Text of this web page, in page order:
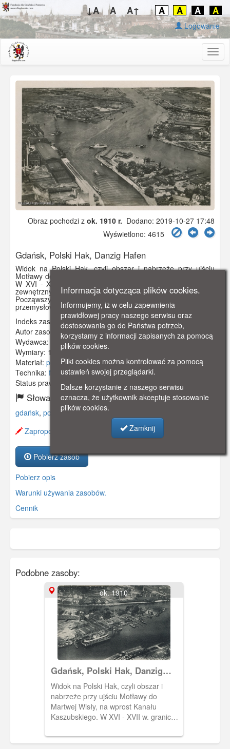
↓A A A↑ A A A A
Logowanie
Obraz pochodzi z ok. 1910 r. Dodano: 2019-10-27 17:48
Wyświetlono: 4615
Gdańsk, Polski Hak, Danzig Hafen
Widok na Polski Hak, czyli obszar i nabrzeże przy ujściu
Motławy do Martwej Wisły, na wprost Kanału Kaszubskiego.
W XVI - XVII w. granica pomiędzy portem wewnętrznym a
zewnętrznym. Ulubione miejsce postoju polskich flisaków.
Począwszy od 2 poł. XIX w. teren poddany zabudowie
przemysłowej; powstała tu m. in. Stocznia Devrienta.
Indeks zasobu: GSP00057
Autor zasobu:Hochglantz
Wydawca:
Carl Brinkmann, Breslau 8, Nr. 10
Wymiary: 138 x 86 mm
Materiał: pocztówka
Technika: fotografia czarno-biała
Status prawny: Użycie Niekomercyjne
Słowa kluczowe:
gdańsk, polski hak,flisacy,stocznia
Zaproponuj zmianę opisu.
Pobierz zasób
Pobierz opis
Warunki używania zasobów.
Cennik
Podobne zasoby:
ok. 1910
Gdańsk, Polski Hak, Danzig
Hafen
Widok na Polski Hak, czyli obszar i
nabrzeże przy ujściu Motławy do
Martwej Wisły, na wprost Kanału
Kaszubskiego. W XVI - XVII w. granica
zewnętrznym. Ulubione miejsce postoju
Informacja dotycząca plików cookies.
Informujemy, iż w celu zapewnienia
prawidłowej pracy naszego serwisu oraz
dostosowania go do Państwa potrzeb,
korzystamy z informacji zapisanych za pomocą
plików cookies.
Pliki cookies można kontrolować za pomocą
ustawień swojej przeglądarki.
Dalsze korzystanie z naszego serwisu
oznacza, że użytkownik akceptuje stosowanie
plików cookies.
Zamknij